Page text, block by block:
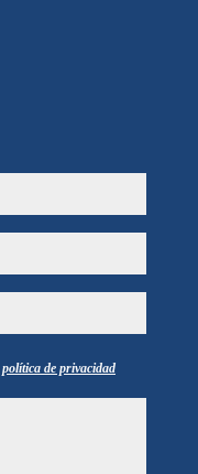
política de privacidad